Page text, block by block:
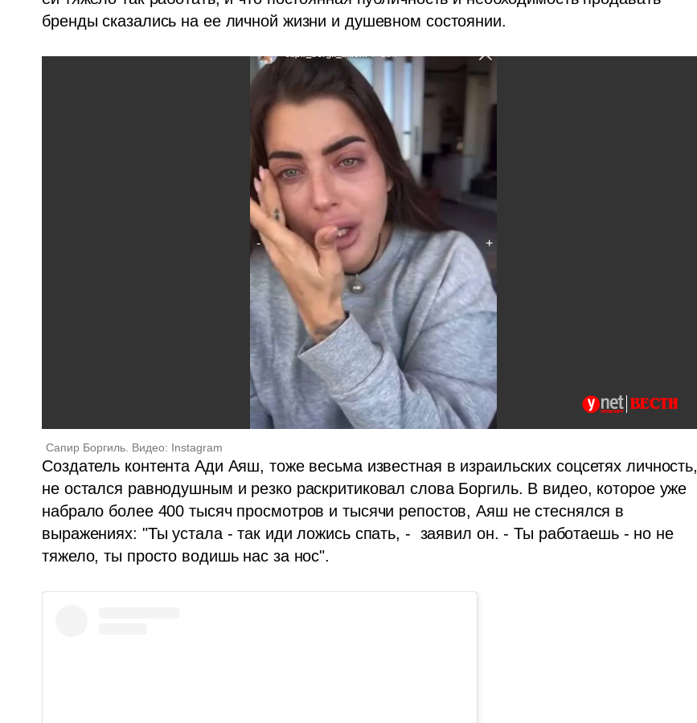
бренды сказались на ее личной жизни и душевном состоянии.
Cапир Боргиль. Видео: Instagram
Создатель контента Ади Аяш, тоже весьма известная в израильских соцсетях личность,
не остался равнодушным и резко раскритиковал слова Боргиль. В видео, которое уже
набрало более 400 тысяч просмотров и тысячи репостов, Аяш не стеснялся в
выражениях: "Ты устала - так иди ложись спать, -  заявил он. - Ты работаешь - но не
тяжело, ты просто водишь нас за нос".